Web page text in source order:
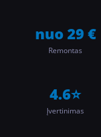
nuo 29 €
Remontas
4.6⭐
Įvertinimas